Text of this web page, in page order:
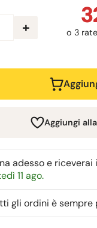
+
Aggiungi
adesso e riceverai
11 ago.
gli ordini è sempre